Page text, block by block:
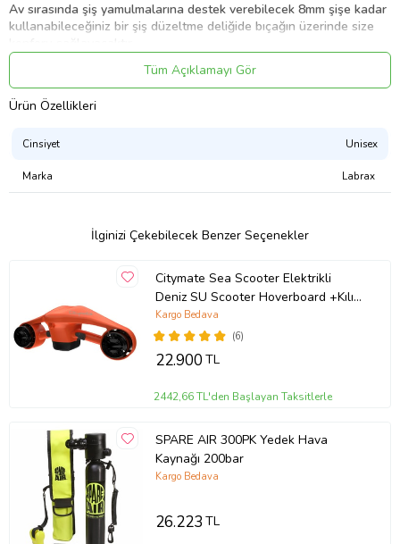
Av sırasında şiş yamulmalarına destek verebilecek 8mm şişe kadar
kullanabileceğiniz bir şiş düzeltme deliğide bıçağın üzerinde size
Kolay tak çıkar kılıf sistemi bıçağın zorlu koşullarda düşmesini
engeller.
Bıçağın bir yüzü keskin diğer yüzü ise kalın halat kesimine uygun
Ürün Kodu:
Tüm Açıklamayı Gör
Ürün Özellikleri
Cinsiyet Unisex
Marka Labrax
İlginizi Çekebilecek Benzer Seçenekler
Citymate Sea Scooter Elektrikli
Deniz SU Scooter Hoverboard +Kılıf
Hediyeli (Turuncu)
(6)
Kargo Bedava
22.900TL
2442,66 TL'den Başlayan Taksitlerle
SPARE AIR 300PK Yedek Hava
Kaynağı 200bar
Kargo Bedava
26.223TL